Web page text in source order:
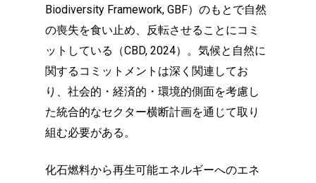
Biodiversity Framework, GBF）のもとで自然
の喪失を食い止め、反転させることにコミ
ットしている（CBD, 2024）。気候と自然に
関するコミットメントは深く関連してお
り、社会的・経済的・環境的側面を考慮し
た統合的なセクター横断計画を通じて取り
組む必要がある。
化石燃料から再生可能エネルギーへのエネ